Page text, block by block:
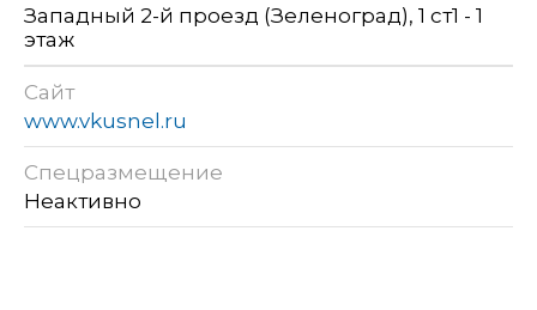
Западный 2-й проезд (Зеленоград), 1 ст1 - 1
этаж
Сайт
www.vkusnel.ru
Спецразмещение
Неактивно